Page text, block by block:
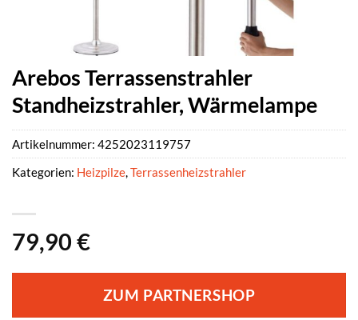
Arebos Terrassenstrahler
Standheizstrahler, Wärmelampe
79,90 €
ZUM PARTNERSHOP
Artikelnummer: 4252023119757
Kategorien: Heizpilze,Terrassenheizstrahler